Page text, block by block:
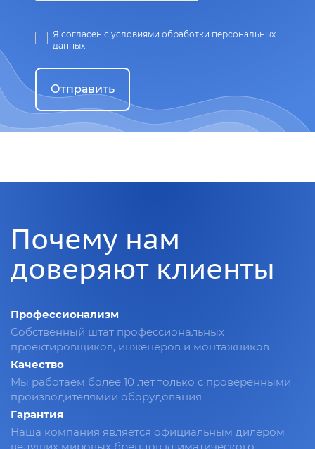
Я согласен с условиями обработки персональных
данных
Отправить
Почему нам
доверяют клиенты
Профессионализм
Собственный штат профессиональных
проектировщиков, инженеров и монтажников
Качество
Мы работаем более 10 лет только с проверенными
производителямии оборудования
Гарантия
Наша компания является официальным дилером